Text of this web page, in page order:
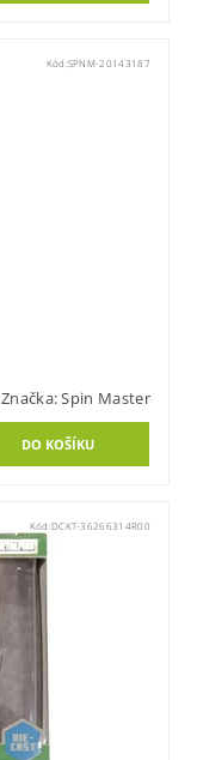
Kód: SPNM-20143187
Značka:Spin Master
Kód: DCKT-36266314R00